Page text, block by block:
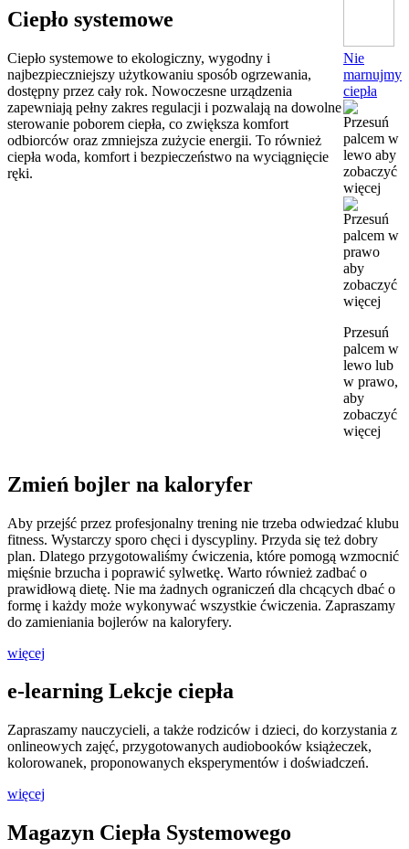
Ciepło systemowe
Ciepło systemowe to ekologiczny, wygodny i
najbezpieczniejszy użytkowaniu sposób ogrzewania,
dostępny przez cały rok. Nowoczesne urządzenia
zapewniają pełny zakres regulacji i pozwalają na dowolne
sterowanie poborem ciepła, co zwiększa komfort
odbiorców oraz zmniejsza zużycie energii. To również
ciepła woda, komfort i bezpieczeństwo na wyciągnięcie
ręki.
Nie
marnujmy
ciepła
Przesuń
palcem w
lewo lub
w prawo,
aby
zobaczyć
więcej
Zmień bojler na kaloryfer
Aby przejść przez profesjonalny trening nie trzeba odwiedzać klubu
fitness. Wystarczy sporo chęci i dyscypliny. Przyda się też dobry
plan. Dlatego przygotowaliśmy ćwiczenia, które pomogą wzmocnić
mięśnie brzucha i poprawić sylwetkę. Warto również zadbać o
prawidłową dietę. Nie ma żadnych ograniczeń dla chcących dbać o
formę i każdy może wykonywać wszystkie ćwiczenia. Zapraszamy
do zamieniania bojlerów na kaloryfery.
więcej
e-learning Lekcje ciepła
Zapraszamy nauczycieli, a także rodziców i dzieci, do korzystania z
onlineowych zajęć, przygotowanych audiobooków książeczek,
kolorowanek, proponowanych eksperymentów i doświadczeń.
więcej
Magazyn Ciepła Systemowego